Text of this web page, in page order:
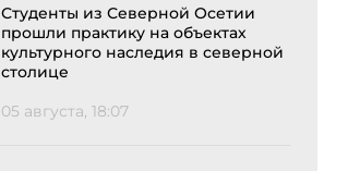
Студенты из Северной Осетии
прошли практику на объектах
культурного наследия в северной
столице
05 августа, 18:07